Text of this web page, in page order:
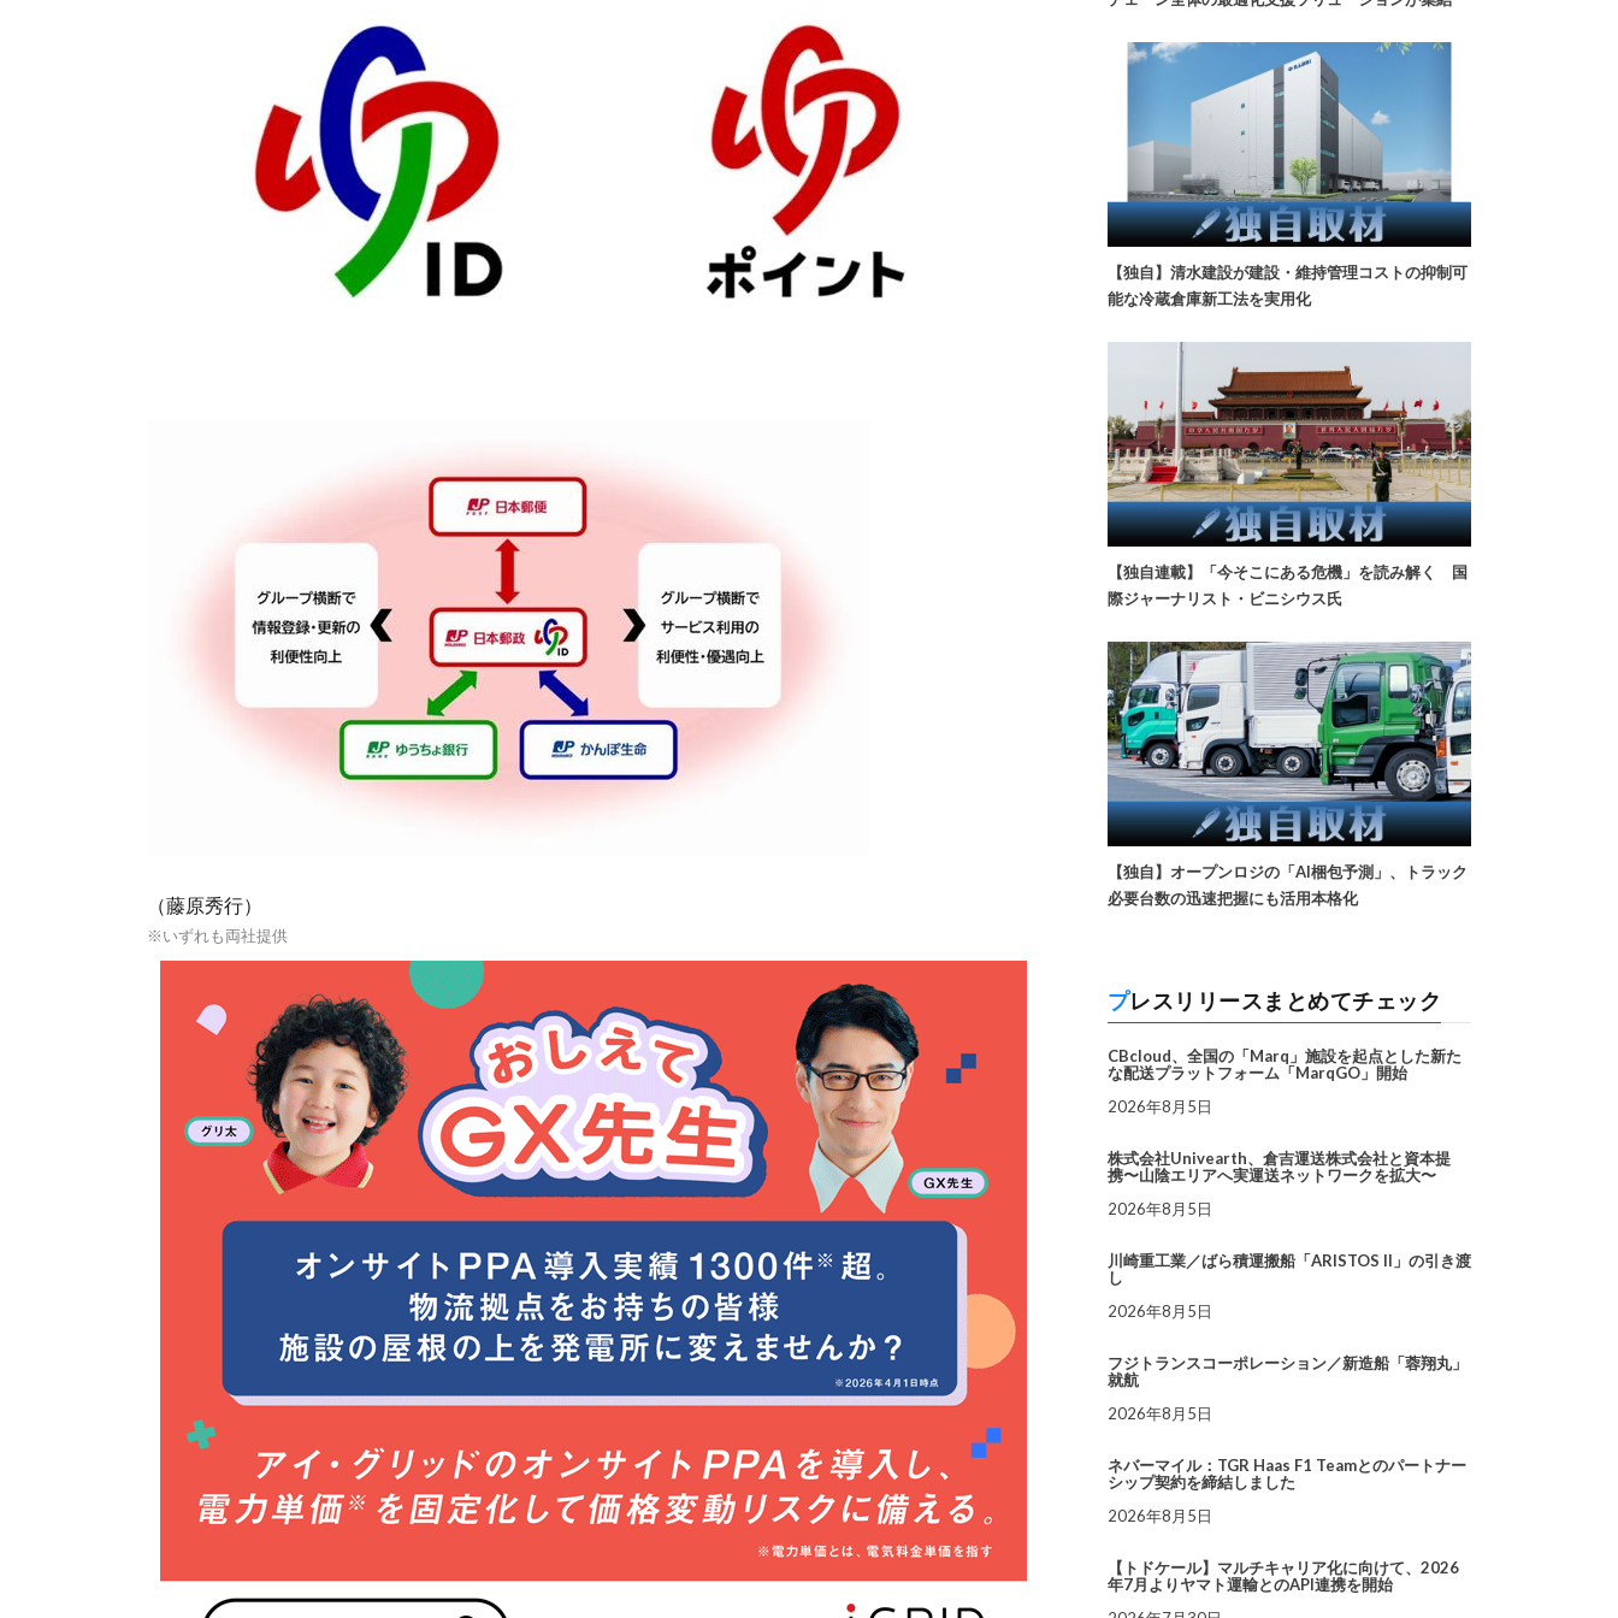
（藤原秀行）
※いずれも両社提供
【独自】清水建設が建設・維持管理コストの抑制可
能な冷蔵倉庫新工法を実用化
【独自連載】「今そこにある危機」を読み解く 国
際ジャーナリスト・ビニシウス氏
【独自】オープンロジの「AI梱包予測」、トラック
必要台数の迅速把握にも活用本格化
プレスリリースまとめてチェック
CBcloud、全国の「Marq」施設を起点とした新た
な配送プラットフォーム「MarqGO」開始
2026年8月5日
株式会社Univearth、倉吉運送株式会社と資本提
携〜山陰エリアへ実運送ネットワークを拡大〜
2026年8月5日
川崎重工業／ばら積運搬船「ARISTOS II」の引き渡
し
2026年8月5日
フジトランスコーポレーション／新造船「蓉翔丸」
就航
2026年8月5日
ネバーマイル：TGR Haas F1 Teamとのパートナー
シップ契約を締結しました
2026年8月5日
【トドケール】マルチキャリア化に向けて、2026
年7月よりヤマト運輸とのAPI連携を開始